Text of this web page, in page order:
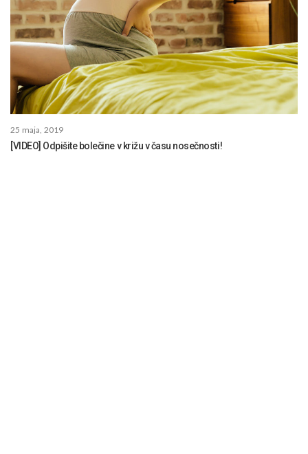
25 maja, 2019
[VIDEO] Odpišite bolečine v križu v času nosečnosti!